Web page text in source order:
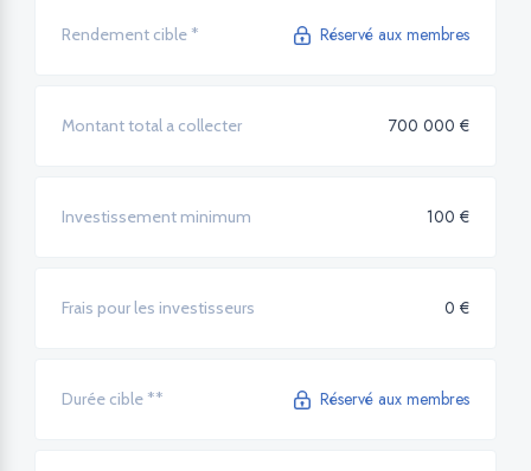
Rendement cible * Réservé aux membres
Montant total a collecter 700 000 €
Investissement minimum 100 €
Frais pour les investisseurs 0 €
Durée cible ** Réservé aux membres